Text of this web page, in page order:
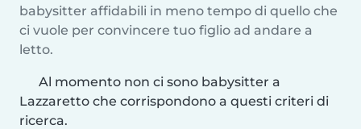
babysitter affidabili in meno tempo di quello che
ci vuole per convincere tuo figlio ad andare a
letto.
Al momento non ci sono babysitter a
Lazzaretto che corrispondono a questi criteri di
ricerca.